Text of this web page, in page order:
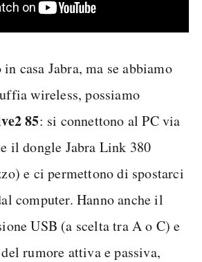
casa Jabra, ma se abbiamo
wireless, possiamo
85: si connettono al PC via
il dongle Jabra Link 380
e ci permettono di spostarci
computer. Hanno anche il
USB (a scelta tra A o C) e
rumore attiva e passiva,